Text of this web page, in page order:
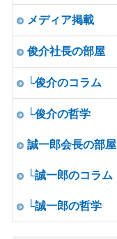
メディア掲載
俊介社長の部屋
└俊介のコラム
└俊介の哲学
誠一郎会長の部屋
└誠一郎のコラム
└誠一郎の哲学